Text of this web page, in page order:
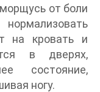
от боли
на кровать и
в дверях,
состояние,
ногу.